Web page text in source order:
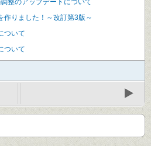
整のアップデートについて
作りました！～改訂第3版～
ついて
ついて